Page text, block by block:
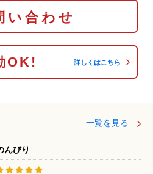
い合わせ
OK! 詳しくはこちら
一覧を見る
んびり